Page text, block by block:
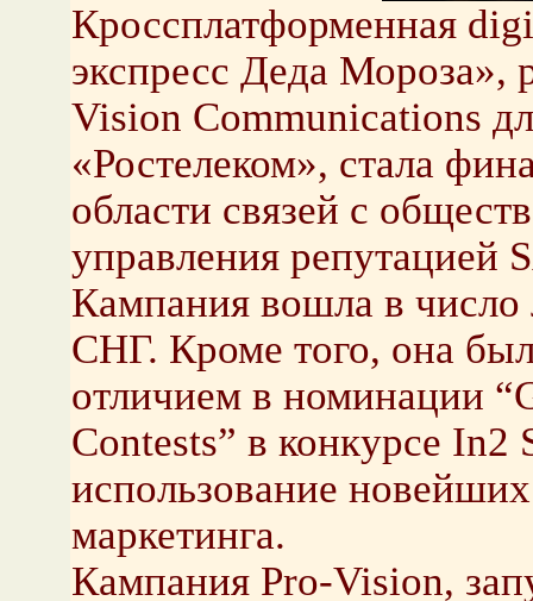
Кроссплатформенная
экспресс Деда Мороза»,
Vision Communications
«Ростелеком», стала
области связей с
управления репутацией
Кампания вошла в
СНГ. Кроме того, она
отличием в номинации
Contests” в конкурсе In2
использование
маркетинга.
Кампания Pro-Vision,